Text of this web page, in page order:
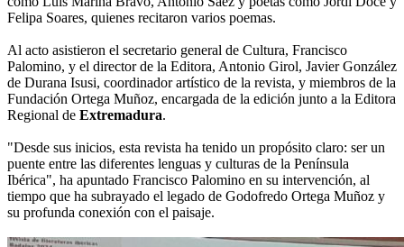
Felipa Soares, quienes recitaron varios poemas.
Al acto asistieron el secretario general de Cultura, Francisco
Palomino, y el director de la Editora, Antonio Girol, Javier González
de Durana Isusi, coordinador artístico de la revista, y miembros de la
Fundación Ortega Muñoz, encargada de la edición junto a la Editora
Regional de Extremadura.
"Desde sus inicios, esta revista ha tenido un propósito claro: ser un
puente entre las diferentes lenguas y culturas de la Península
Ibérica", ha apuntado Francisco Palomino en su intervención, al
tiempo que ha subrayado el legado de Godofredo Ortega Muñoz y
su profunda conexión con el paisaje.